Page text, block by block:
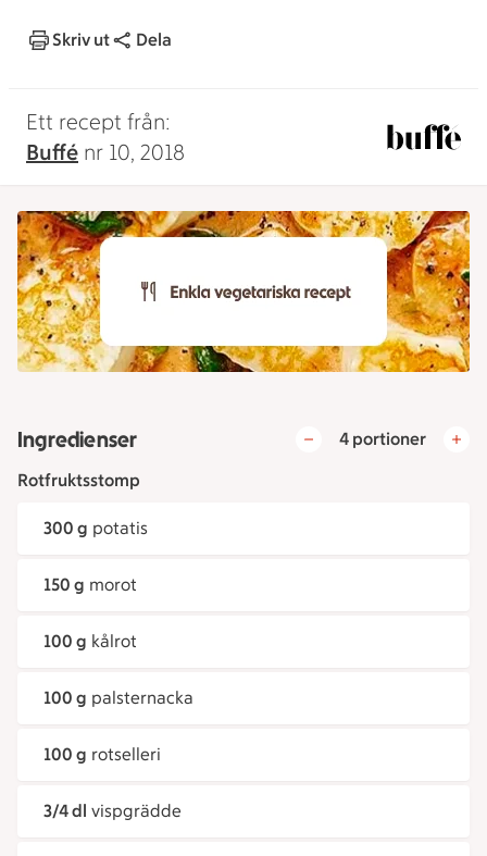
Skriv ut Dela
Ett recept från:
Buffé nr 10, 2018
Ingredienser
4 portioner
Rotfruktsstomp
300 g potatis
150 g morot
100 g kålrot
100 g palsternacka
100 g rotselleri
3/4 dl vispgrädde